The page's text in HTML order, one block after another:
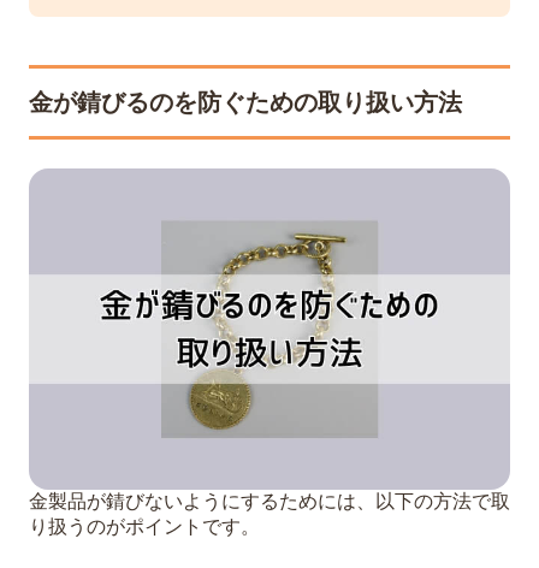
金が錆びるのを防ぐための取り扱い方法
金製品が錆びないようにするためには、以下の方法で取
り扱うのがポイントです。